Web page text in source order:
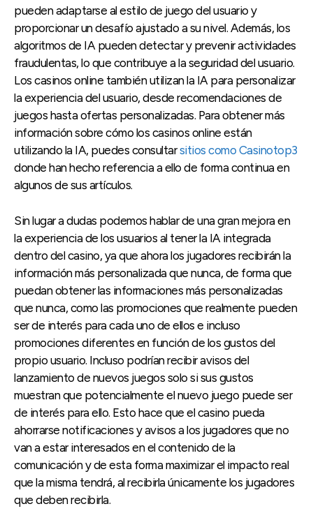
pueden adaptarse al estilo de juego del usuario y
proporcionar un desafío ajustado a su nivel. Además, los
algoritmos de IA pueden detectar y prevenir actividades
fraudulentas, lo que contribuye a la seguridad del usuario.
Los casinos online también utilizan la IA para personalizar
la experiencia del usuario, desde recomendaciones de
juegos hasta ofertas personalizadas. Para obtener más
información sobre cómo los casinos online están
utilizando la IA, puedes consultarsitios como Casinotop3
donde han hecho referencia a ello de forma continua en
algunos de sus artículos.
Sin lugar a dudas podemos hablar de una gran mejora en
la experiencia de los usuarios al tener la IA integrada
dentro del casino, ya que ahora los jugadores recibirán la
información más personalizada que nunca, de forma que
puedan obtener las informaciones más personalizadas
que nunca, como las promociones que realmente pueden
ser de interés para cada uno de ellos e incluso
promociones diferentes en función de los gustos del
propio usuario. Incluso podrían recibir avisos del
lanzamiento de nuevos juegos solo si sus gustos
muestran que potencialmente el nuevo juego puede ser
de interés para ello. Esto hace que el casino pueda
ahorrarse notificaciones y avisos a los jugadores que no
van a estar interesados en el contenido de la
comunicación y de esta forma maximizar el impacto real
que la misma tendrá, al recibirla únicamente los jugadores
que deben recibirla.